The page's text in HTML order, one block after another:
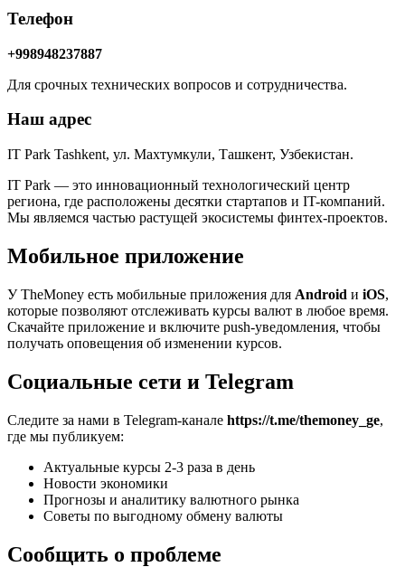
Телефон
+998948237887
Для срочных технических вопросов и сотрудничества.
Наш адрес
IT Park Tashkent, ул. Махтумкули, Ташкент, Узбекистан.
IT Park — это инновационный технологический центр
региона, где расположены десятки стартапов и IT-компаний.
Мы являемся частью растущей экосистемы финтех-проектов.
Мобильное приложение
У TheMoney есть мобильные приложения для Android и iOS,
которые позволяют отслеживать курсы валют в любое время.
Скачайте приложение и включите push-уведомления, чтобы
получать оповещения об изменении курсов.
Социальные сети и Telegram
Следите за нами в Telegram-канале https://t.me/themoney_ge,
где мы публикуем:
Актуальные курсы 2-3 раза в день
Новости экономики
Прогнозы и аналитику валютного рынка
Советы по выгодному обмену валюты
Сообщить о проблеме